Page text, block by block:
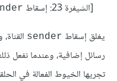
[الشيفرة 23: إسقاط
يغلق إسقاط sender
رسائل إضافية، وعندما نفعل
تجريها الخيوط الفعالة في